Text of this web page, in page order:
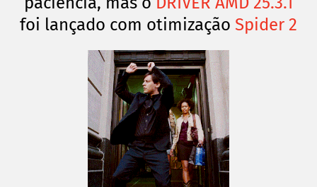
foi lançado com otimização Spider 2